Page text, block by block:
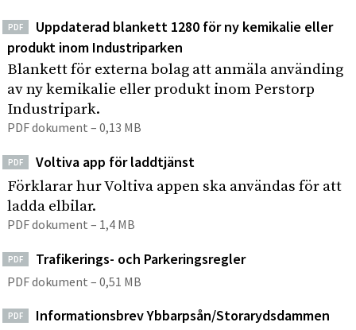
e
t
t
r
i
p
a
k
e
n
PDF
Uppdaterad blankett 1280 för ny kemikalie eller
produkt inom Industriparken
Blankett för externa bolag att anmäla använding
av ny kemikalie eller produkt inom Perstorp
Industripark.
PDF dokument – 0,13 MB
PDF
Voltiva app för laddtjänst
Förklarar hur Voltiva appen ska användas för att
ladda elbilar.
PDF dokument – 1,4 MB
PDF Trafikerings- och Parkeringsregler
PDF dokument – 0,51 MB
PDF
Informationsbrev Ybbarpsån/Storarydsdammen